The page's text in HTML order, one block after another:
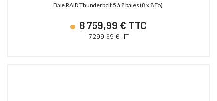
Baie RAID Thunderbolt 5 à 8 baies (8 x 8 To)
8 759,99 € TTC
7 299,99 € HT